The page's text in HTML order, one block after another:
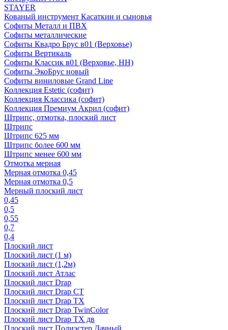
STAYER
Кованый инструмент Касаткин и сыновья
Софиты Металл и ПВХ
Софиты металлические
Софиты Квадро Брус в01 (Верховье)
Софиты Вертикаль
Софиты Классик в01 (Верховье, НН)
Софиты ЭкоБрус новый
Софиты виниловые Grand Line
Коллекция Estetic (софит)
Коллекция Классика (софит)
Коллекция Премиум Акрил (софит)
Штрипс, отмотка, плоский лист
Штрипс
Штрипс 625 мм
Штрипс более 600 мм
Штрипс менее 600 мм
Отмотка мерная
Мерная отмотка 0,45
Мерная отмотка 0,5
Мерный плоский лист
0,45
0,5
0,55
0,7
0,4
Плоский лист
Плоский лист (1 м)
Плоский лист (1,2м)
Плоский лист Атлас
Плоский лист Drap
Плоский лист Drap СТ
Плоский лист Drap TX
Плоский лист Drap TwinColor
Плоский лист Drap ТХ дв
Плоский лист Полиэстер Дачный